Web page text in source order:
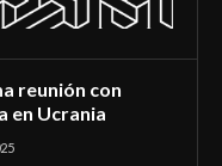
reunión con
en Ucrania